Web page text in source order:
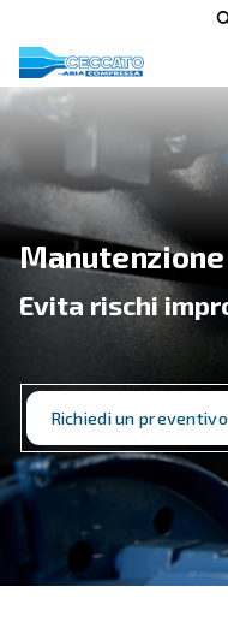
Evita rischi
Richiedi un